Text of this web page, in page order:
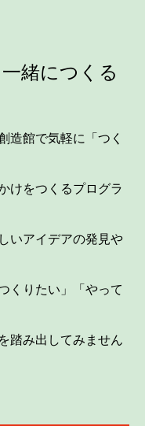
緒につくる
造館で気軽に「つく
けをつくるプログラ
いアイデアの発見や
くりたい」「やって
踏み出してみません